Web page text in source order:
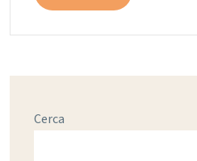
Cerca